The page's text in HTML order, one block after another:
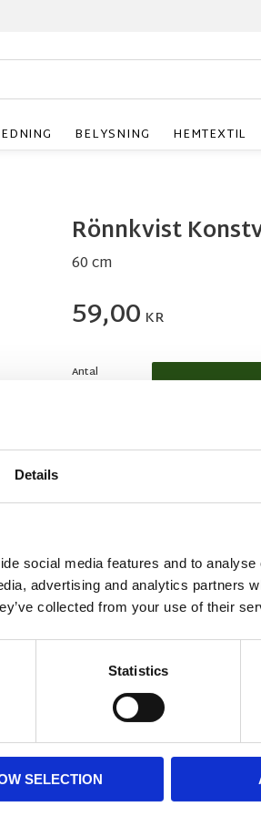
Details
social media features and to
advertising and analytics partners
collected from your use of their
Statistics
SELECTION
BELYSNING HEMTEXTIL
Rönnkvist
60 cm
59,00 KR
Antal
Lagerstatus 21 st i
BESKRIVNING
Fin höstkvist av
färg i buketten.
Perfekt för den som
upp sitt hem med
MÅTT OCH